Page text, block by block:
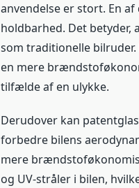
anvendelse er stort. En
holdbarhed. Det
som traditionelle
en mere
tilfælde af en ulykke.
Derudover kan
forbedre bilens
mere
og UV-stråler i bilen,